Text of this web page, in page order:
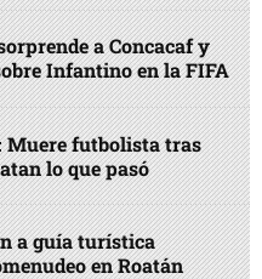
a Concacaf y
Infantino en la FIFA
Muere futbolista tras
lo que pasó
a guía turística
en Roatán